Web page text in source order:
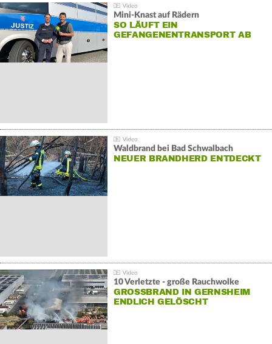
Mini-Knast auf Rädern
SO LÄUFT EIN
GEFANGENENTRANSPORT AB
Waldbrand bei Bad Schwalbach
NEUER BRANDHERD ENTDECKT
10 Verletzte - große Rauchwolke
GROSSBRAND IN GERNSHEIM E
NDLICH GELÖSCHT